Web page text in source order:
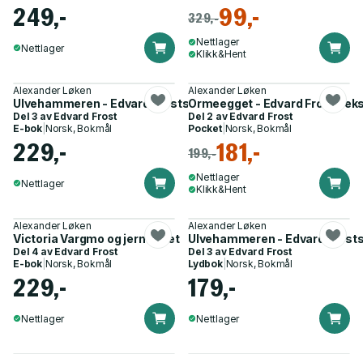
249,-
Nettlager
329,-99,-
Nettlager
Klikk&Hent
Alexander Løken
Ulvehammeren - Edvard Frosts ekspedisjoner
Del 3 av Edvard Frost
E-bok Norsk, Bokmål
229,-
Nettlager
Alexander Løken
Ormeegget - Edvard Frosts
Del 2 av Edvard Frost
Pocket| Norsk, Bokmål
199,-181,-
Nettlager
Klikk&Hent
Alexander Løken
Victoria Vargmo og jerntrollet
Del 4 av Edvard Frost
E-bok Norsk, Bokmål
229,-
Nettlager
Alexander Løken
Ulvehammeren - Edvard
Del 3 av Edvard Frost
Lydbok| Norsk, Bokmål
179,-
Nettlager